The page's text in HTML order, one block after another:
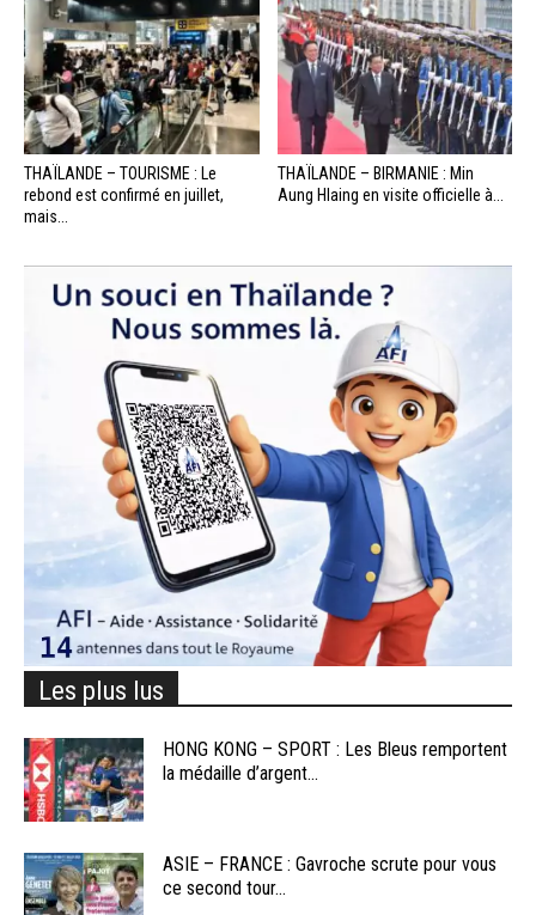
THAÏLANDE – TOURISME : Le
rebond est confirmé en juillet,
mais...
THAÏLANDE – BIRMANIE : Min
Aung Hlaing en visite officielle à...
Les plus lus
HONG KONG – SPORT : Les Bleus remportent
la médaille d’argent...
ASIE – FRANCE : Gavroche scrute pour vous
ce second tour...